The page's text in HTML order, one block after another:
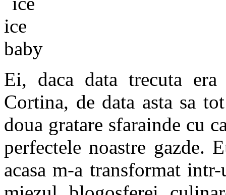
Ei, daca data trecuta
Cortina, de data asta sa
doua gratare sfarainde cu
perfectele noastre gazde.
acasa m-a transformat